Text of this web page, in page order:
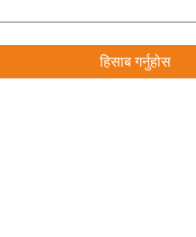
हिसाब गर्नुहोस